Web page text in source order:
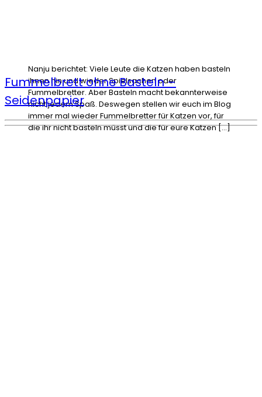
Nanju berichtet: Viele Leute die Katzen haben basteln
ihnen hin und wieder Spielsachen oder
Fummelbretter. Aber Basteln macht bekannterweise
nicht jedem Spaß. Deswegen stellen wir euch im Blog
immer mal wieder Fummelbretter für Katzen vor, für
die ihr nicht basteln müsst und die für eure Katzen […]
Fummelbrett ohne Basteln –
Seidenpapier